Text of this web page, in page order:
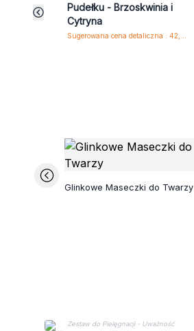
Pudełku - Brzoskwinia i
Cytryna
Glinkowe Maseczki do Twarzy